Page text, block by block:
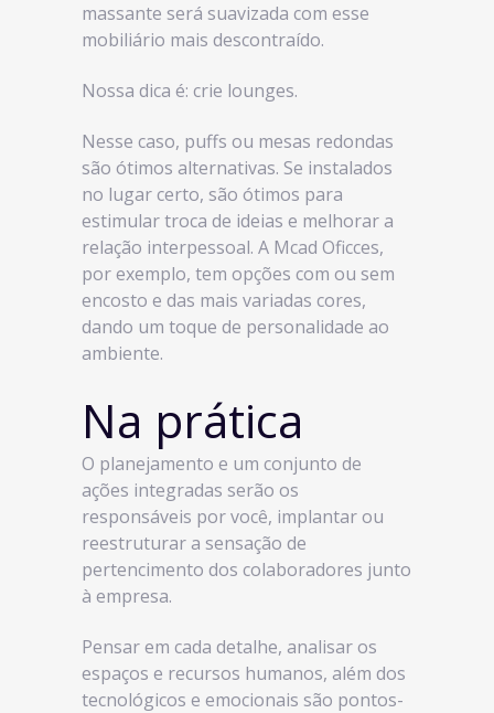
massante será suavizada com esse
mobiliário mais descontraído.
Nossa dica é: crie lounges.
Nesse caso, puffs ou mesas redondas
são ótimos alternativas. Se instalados
no lugar certo, são ótimos para
estimular troca de ideias e melhorar a
relação interpessoal. A Mcad Oficces,
por exemplo, tem opções com ou sem
encosto e das mais variadas cores,
dando um toque de personalidade ao
ambiente.
Na prática
O planejamento e um conjunto de
ações integradas serão os
responsáveis por você, implantar ou
reestruturar a sensação de
pertencimento dos colaboradores junto
à empresa.
Pensar em cada detalhe, analisar os
espaços e recursos humanos, além dos
tecnológicos e emocionais são pontos-